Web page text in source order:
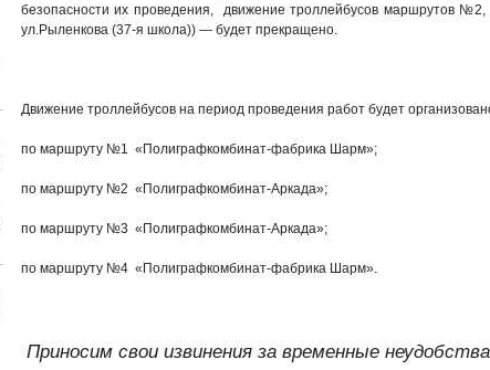
безопасности их проведения, движение троллейбусов маршрутов №2,
ул.Рыленкова (37-я школа)) — будет прекращено.
Движение троллейбусов на период проведения работ будет
по маршруту №1 «Полиграфкомбинат-фабрика Шарм»;
по маршруту №2 «Полиграфкомбинат-Аркада»;
по маршруту №3 «Полиграфкомбинат-Аркада»;
по маршруту №4 «Полиграфкомбинат-фабрика Шарм».
Приносим свои извинения за временные